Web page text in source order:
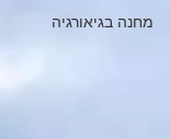
מחנה בגיאורגיה